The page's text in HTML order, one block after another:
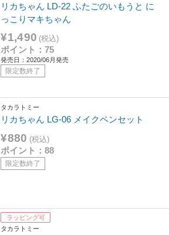
リカちゃん LD-22 ふたごのいもうと に
っこりマキちゃん
¥1,490 (税込)
ポイント：75
発売日：2020/06月発売
限定数終了
タカラトミー
リカちゃん LG-06 メイクペンセット
¥880 (税込)
ポイント：88
限定数終了
ラッピング可
タカラトミー